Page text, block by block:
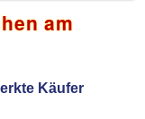
am
Käufer